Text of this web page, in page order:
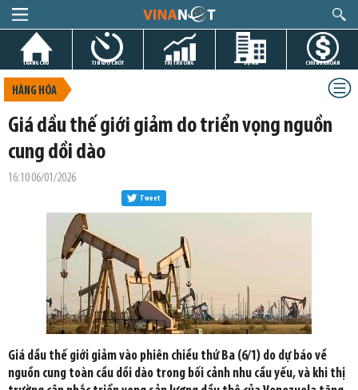
TRANG CHỦ TIN GIỜ CHÓT THỊ TRƯỜNG DỰ ÁN CHỨNG KHOÁN
HÀNG HÓA
Giá dầu thế giới giảm do triển vọng nguồn
cung dồi dào
16:10 06/01/2026
Tweet
Giá dầu thế giới giảm vào phiên chiều thứ Ba (6/1) do dự báo về
nguồn cung toàn cầu dồi dào trong bối cảnh nhu cầu yếu, và khi thị